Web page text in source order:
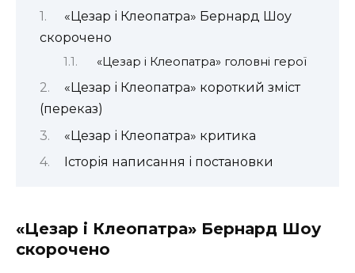
«Цезар і Клеопатра» Бернард Шоу
скорочено
«Цезар і Клеопатра» головні герої
«Цезар і Клеопатра» короткий зміст
(переказ)
«Цезар і Клеопатра» критика
Історія написання і постановки
«Цезар і Клеопатра» Бернард Шоу
скорочено